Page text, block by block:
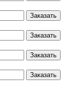
Заказать
Заказать
Заказать
Заказать